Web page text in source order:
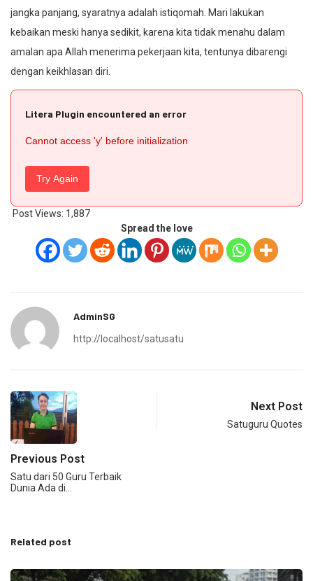
jangka panjang, syaratnya adalah istiqomah. Mari lakukan
kebaikan meski hanya sedikit, karena kita tidak menahu dalam
amalan apa Allah menerima pekerjaan kita, tentunya dibarengi
dengan keikhlasan diri.
Litera Plugin encountered an error
Cannot access 'y' before initialization
Try Again
Post Views: 1,887
Spread the love
AdminSG
http://localhost/satusatu
Previous Post
Satu dari 50 Guru Terbaik
Dunia Ada di…
Next Post
Satuguru Quotes
Related post